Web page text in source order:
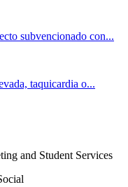
subvencionado con...
taquicardia o...
and Student Services